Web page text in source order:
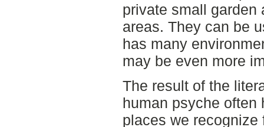
private small garden
areas. They can be
has many
may be even more
The result of the
human psyche often
places we